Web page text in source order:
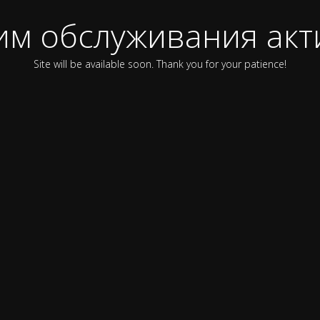
обслуживания
Site will be available soon. Thank you for your patience!